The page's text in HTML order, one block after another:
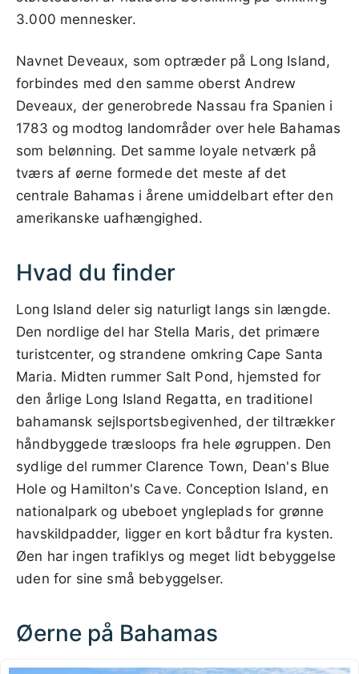
3.000 mennesker.
Navnet Deveaux, som optræder på Long Island,
forbindes med den samme oberst Andrew
Deveaux, der generobrede Nassau fra Spanien i
1783 og modtog landområder over hele Bahamas
som belønning. Det samme loyale netværk på
tværs af øerne formede det meste af det
centrale Bahamas i årene umiddelbart efter den
amerikanske uafhængighed.
Hvad du finder
Long Island deler sig naturligt langs sin længde.
Den nordlige del har Stella Maris, det primære
turistcenter, og strandene omkring Cape Santa
Maria. Midten rummer Salt Pond, hjemsted for
den årlige Long Island Regatta, en traditionel
bahamansk sejlsportsbegivenhed, der tiltrækker
håndbyggede træsloops fra hele øgruppen. Den
sydlige del rummer Clarence Town, Dean's Blue
Hole og Hamilton's Cave. Conception Island, en
nationalpark og ubeboet yngleplads for grønne
havskildpadder, ligger en kort bådtur fra kysten.
Øen har ingen trafiklys og meget lidt bebyggelse
uden for sine små bebyggelser.
Øerne på Bahamas